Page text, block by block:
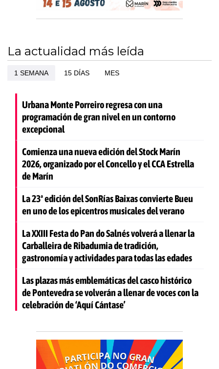
La actualidad más leída
1 SEMANA 15 DÍAS MES
Urbana Monte Porreiro regresa con una
programación de gran nivel en un contorno
excepcional
Comienza una nueva edición del Stock Marín
2026, organizado por el Concello y el CCA Estrella
de Marín
La 23ª edición del SonRías Baixas convierte Bueu
en uno de los epicentros musicales del verano
La XXIII Festa do Pan do Salnés volverá a llenar la
Carballeira de Ribadumia de tradición,
gastronomía y actividades para todas las edades
Las plazas más emblemáticas del casco histórico
de Pontevedra se volverán a llenar de voces con la
celebración de ‘Aquí Cántase’